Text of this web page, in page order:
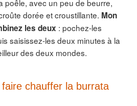
poêle, avec un peu de beurre,
dorée et croustillante. Mon
les deux : pochez-les
saisissez-les deux minutes à la
des deux mondes.
faire chauffer la burrata